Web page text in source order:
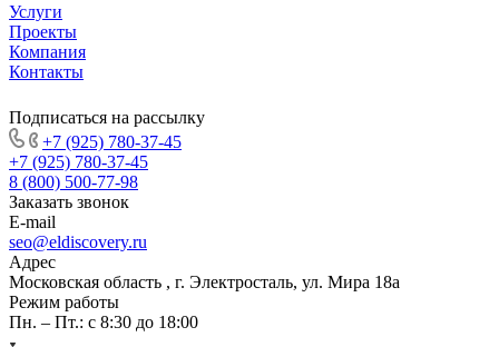
Услуги
Проекты
Компания
Контакты
Подписаться на рассылку
+7 (925) 780-37-45
+7 (925) 780-37-45
8 (800) 500-77-98
Заказать звонок
E-mail
seo@eldiscovery.ru
Адрес
Московская область , г. Электросталь, ул. Мира 18а
Режим работы
Пн. – Пт.: с 8:30 до 18:00